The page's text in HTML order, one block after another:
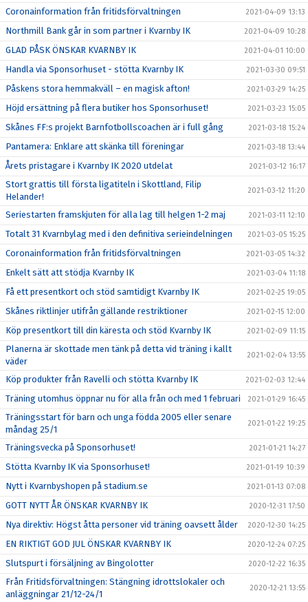
Coronainformation från fritidsförvaltningen 2021-04-09 13:13
Northmill Bank går in som partner i Kvarnby IK 2021-04-09 10:28
GLAD PÅSK ÖNSKAR KVARNBY IK 2021-04-01 10:00
Handla via Sponsorhuset - stötta Kvarnby IK 2021-03-30 09:51
Påskens stora hemmakväll – en magisk afton! 2021-03-29 14:25
Höjd ersättning på flera butiker hos Sponsorhuset! 2021-03-23 15:05
Skånes FF:s projekt Barnfotbollscoachen är i full gång 2021-03-18 15:24
Pantamera: Enklare att skänka till föreningar 2021-03-18 13:44
Årets pristagare i Kvarnby IK 2020 utdelat 2021-03-12 16:17
Stort grattis till första ligatiteln i Skottland, Filip
Helander!
2021-03-12 11:20
Seriestarten framskjuten för alla lag till helgen 1-2 maj 2021-03-11 12:10
Totalt 31 Kvarnbylag med i den definitiva serieindelningen 2021-03-05 15:25
Coronainformation från fritidsförvaltningen 2021-03-05 14:32
Enkelt sätt att stödja Kvarnby IK 2021-03-04 11:18
Få ett presentkort och stöd samtidigt Kvarnby IK 2021-02-25 19:05
Skånes riktlinjer utifrån gällande restriktioner 2021-02-15 12:00
Köp presentkort till din käresta och stöd Kvarnby IK 2021-02-09 11:15
Planerna är skottade men tänk på detta vid träning i kallt
väder
2021-02-04 13:55
Köp produkter från Ravelli och stötta Kvarnby IK 2021-02-03 12:44
Träning utomhus öppnar nu för alla från och med 1 februari 2021-01-29 16:45
Träningsstart för barn och unga födda 2005 eller senare
måndag 25/1
2021-01-22 19:25
Träningsvecka på Sponsorhuset! 2021-01-21 14:27
Stötta Kvarnby IK via Sponsorhuset! 2021-01-19 10:39
Nytt i Kvarnbyshopen på stadium.se 2021-01-13 07:08
GOTT NYTT ÅR ÖNSKAR KVARNBY IK 2020-12-31 17:50
Nya direktiv: Högst åtta personer vid träning oavsett ålder 2020-12-30 14:25
EN RIKTIGT GOD JUL ÖNSKAR KVARNBY IK 2020-12-24 07:25
Slutspurt i försäljning av Bingolotter 2020-12-22 16:35
Från Fritidsförvaltningen: Stängning idrottslokaler och
anläggningar 21/12-24/1
2020-12-21 13:55